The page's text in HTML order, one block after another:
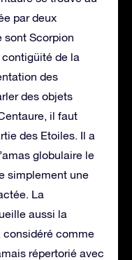
par deux
sont Scorpion
contigüité de la
des
des objets
il faut
des Etoiles. Il a
globulaire le
simplement une
La
aussi la
considéré comme
répertorié avec